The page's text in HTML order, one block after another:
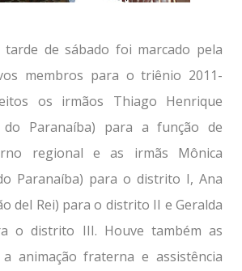
de sábado foi marcado pela
membros para o triênio 2011-
os irmãos Thiago Henrique
do Paranaíba) para a função de
regional e as irmãs Mônica
Paranaíba) para o distrito I, Ana
del Rei) para o distrito II e Geralda
o distrito III. Houve também as
animação fraterna e assistência